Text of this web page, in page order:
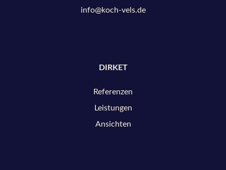
info@koch-vels.de
DIRKET
Referenzen
Leistungen
Ansichten